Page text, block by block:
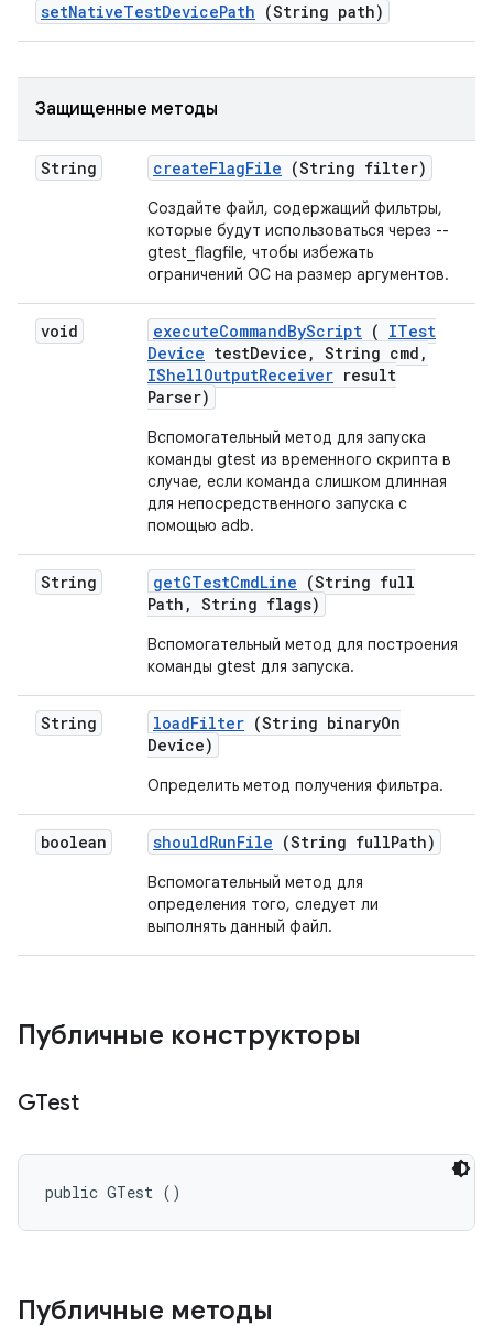
setNativeTestDevicePath (String path)
Защищенные методы
String createFlagFile (String filter)
Создайте файл, содержащий фильтры,
которые будут использоваться через --
gtest_flagfile, чтобы избежать
ограничений ОС на размер аргументов.
void executeCommandByScript ( ITest
Device testDevice , String cmd ,
IShellOutputReceiver result
Parser)
Вспомогательный метод для запуска
команды gtest из временного скрипта в
случае, если команда слишком длинная
для непосредственного запуска с
помощью adb.
String getGTestCmdLine (String full
Path , String flags)
Вспомогательный метод для построения
команды gtest для запуска.
String loadFilter (String binaryOn
Device)
Определить метод получения фильтра.
boolean shouldRunFile (String fullPath)
Вспомогательный метод для
определения того, следует ли
выполнять данный файл.
Публичные конструкторы
GTest
public GTest ()
Публичные методы